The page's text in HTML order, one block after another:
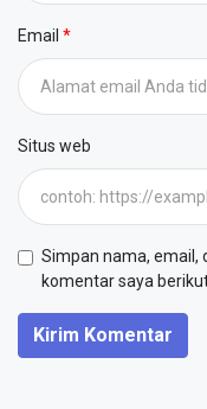
Email
Situs web
Simpan nama, email,
komentar saya
Kirim Komentar